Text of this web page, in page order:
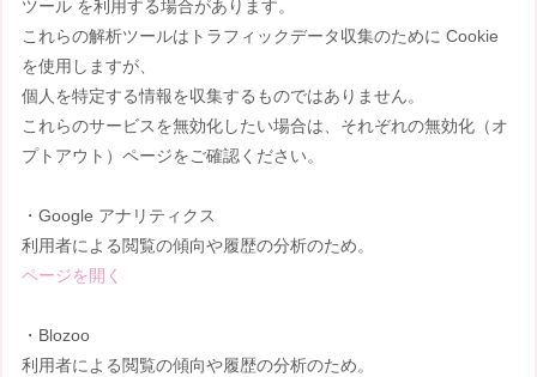
ツール を利用する場合があります。
これらの解析ツールはトラフィックデータ収集のために Cookie
を使用しますが、
個人を特定する情報を収集するものではありません。
これらのサービスを無効化したい場合は、それぞれの無効化（オ
プトアウト）ページをご確認ください。
・Google アナリティクス
利用者による閲覧の傾向や履歴の分析のため。
ページを開く
・Blozoo
利用者による閲覧の傾向や履歴の分析のため。